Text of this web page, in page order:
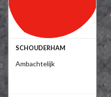
SCHOUDERHAM
Ambachtelijk